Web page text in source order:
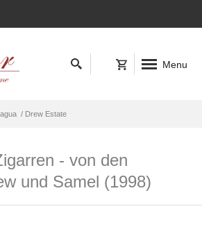
Menu
/ Drew Estate
- von den
und Samel (1998)